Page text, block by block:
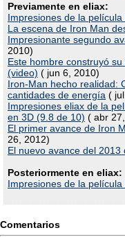
Previamente en eliax:
Impresiones de la
La escena de Iron Man
Impresionante segundo
2010)
Este hombre construyó
(video) ( jun 6, 2010)
Iron-Man hecho realidad:
cantidades de energía (
Impresiones eliax de la
en 3D (9.8 de 10) ( abr
El primer avance de Iron
26, 2012)
El nuevo avance del 2013
Posteriormente en eliax:
Impresiones de la película
Comentarios